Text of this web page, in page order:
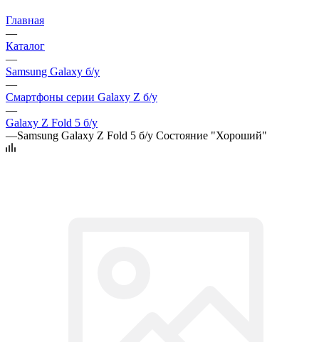
Главная
—
Каталог
—
Samsung Galaxy б/у
—
Смартфоны серии Galaxy Z б/у
—
Galaxy Z Fold 5 б/у
—Samsung Galaxy Z Fold 5 б/у Cостояние "Хороший"